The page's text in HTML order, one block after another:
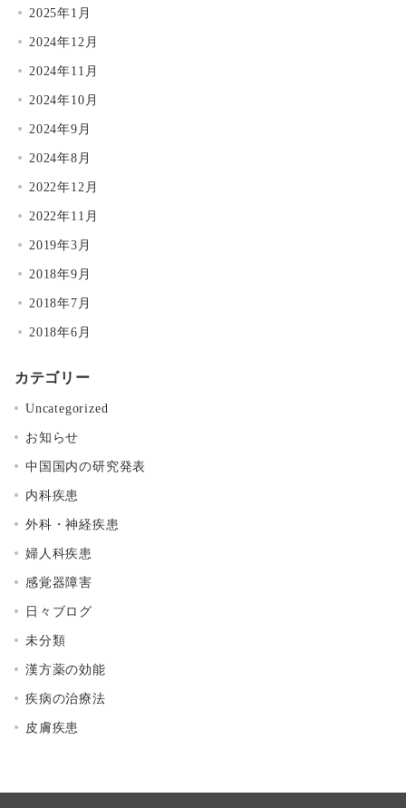
2025年1月
2024年12月
2024年11月
2024年10月
2024年9月
2024年8月
2022年12月
2022年11月
2019年3月
2018年9月
2018年7月
2018年6月
カテゴリー
Uncategorized
お知らせ
中国国内の研究発表
内科疾患
外科・神経疾患
婦人科疾患
感覚器障害
日々ブログ
未分類
漢方薬の効能
疾病の治療法
皮膚疾患